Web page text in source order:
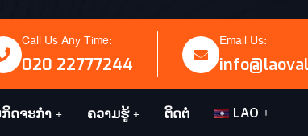
Call Us Any Time:
020 22777244
Email Us:
ດຈະກໍາ ຄວາມຮູ້ ຕິດຕໍ່ LAO